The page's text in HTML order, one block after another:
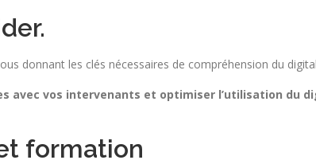
donnant les clés nécessaires de compréhension du
avec vos intervenants et optimiser l’utilisation du
formation